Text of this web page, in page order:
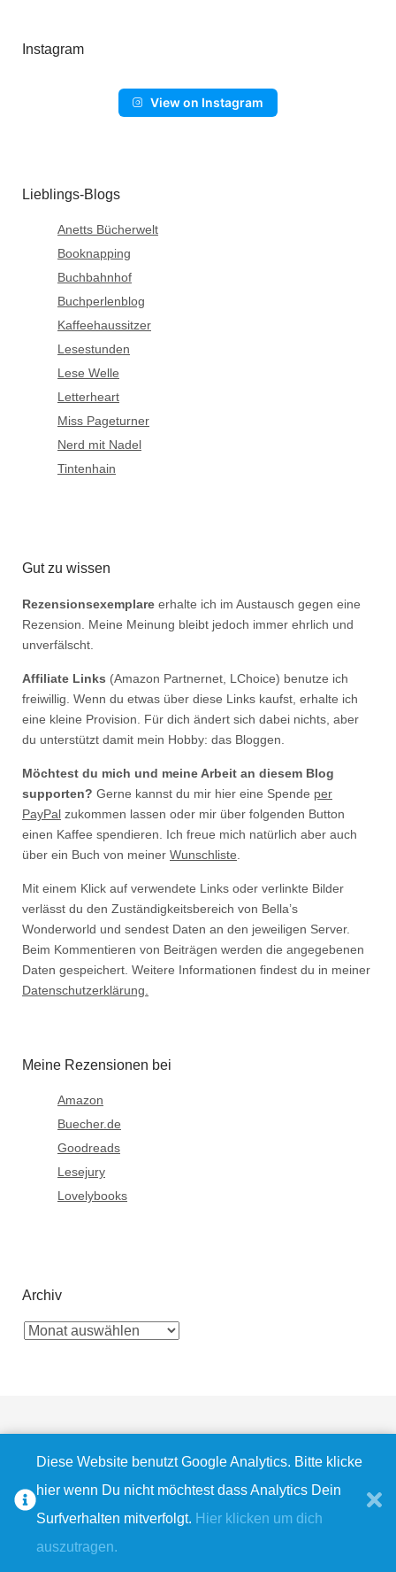
Instagram
View on Instagram
Lieblings-Blogs
Anetts Bücherwelt
Booknapping
Buchbahnhof
Buchperlenblog
Kaffeehaussitzer
Lesestunden
Lese Welle
Letterheart
Miss Pageturner
Nerd mit Nadel
Tintenhain
Gut zu wissen
Rezensionsexemplare erhalte ich im Austausch gegen eine
Rezension. Meine Meinung bleibt jedoch immer ehrlich und
unverfälscht.
Affiliate Links (Amazon Partnernet, LChoice) benutze ich
freiwillig. Wenn du etwas über diese Links kaufst, erhalte ich
eine kleine Provision. Für dich ändert sich dabei nichts, aber
du unterstützt damit mein Hobby: das Bloggen.
Möchtest du mich und meine Arbeit an diesem Blog
supporten? Gerne kannst du mir hier eine Spende per
PayPal zukommen lassen oder mir über folgenden Button
einen Kaffee spendieren. Ich freue mich natürlich aber auch
über ein Buch von meiner Wunschliste
Mit einem Klick auf verwendete Links oder verlinkte Bilder
verlässt du den Zuständigkeitsbereich von Bella’s
Wonderworld und sendest Daten an den jeweiligen Server.
Beim Kommentieren von Beiträgen werden die angegebenen
Daten gespeichert. Weitere Informationen findest du in meiner
Datenschutzerklärung.
Meine Rezensionen bei
Amazon
Buecher.de
Goodreads
Lesejury
Lovelybooks
Archiv
BlueskyInstagramFacebookPinterest
E-
RSS
© 2009 - 2026Bella's Wonderworld|Datenschutz| Impressum
Diese Website benutzt Google Analytics. Bitte klicke
hier wenn Du nicht möchtest dass Analytics Dein
Surfverhalten mitverfolgt. Hier klicken um dich
auszutragen.